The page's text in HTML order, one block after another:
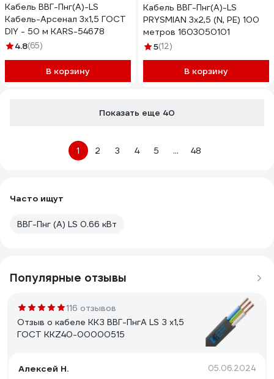
Кабель ВВГ-Пнг(A)-LS
Кабель-Арсенал 3х1,5 ГОСТ
DIY - 50 м KARS-54678
4.8(65)
В корзину
Кабель ВВГ-Пнг(А)-LS
PRYSMIAN 3x2,5 (N, PE) 100
метров 1603050101
5(12)
В корзину
Показать еще 40
1 2 3 4 5 ... 48
Часто ищут
ВВГ-Пнг (А) LS 0.66 кВт
Популярные отзывы
116 отзывов
Отзыв о кабеле ККЗ ВВГ-ПнгА LS З x1,5
ГОСТ KKZ40-00000515
Алексей Н. 05.06.2024